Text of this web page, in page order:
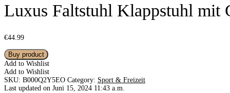
Luxus Faltstuhl Klappstuhl mit
€44.99
Buy product
Add to Wishlist
Add to Wishlist
SKU: B000Q2Y5EO Category: Sport & Freizeit
Last updated on Juni 15, 2024 11:43 a.m.